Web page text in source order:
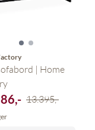
| Home
13.395,-